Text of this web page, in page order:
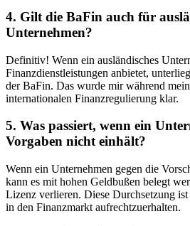
4. Gilt die BaFin auch für
Unternehmen?
Definitiv! Wenn ein ausländisches‍
Finanzdienstleistungen anbietet,
der BaFin. Das wurde mir während
internationalen Finanzregulierung klar.
5. Was passiert, ‌wenn ein
Vorgaben nicht einhält?
Wenn ein Unternehmen gegen die
kann es mit hohen Geldbußen belegt
⁢Lizenz verlieren. Diese Durchsetzung
in den ​Finanzmarkt ⁢aufrechtzuerhalten.